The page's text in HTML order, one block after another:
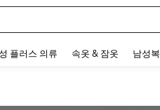
플러스 의류 속옷 & 잠옷 남성복